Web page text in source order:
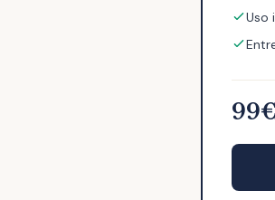
Uso
99€